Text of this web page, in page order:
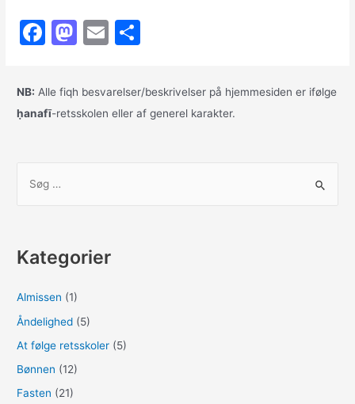
vej
hjem
F
c
e
o
M
st
o
E
ai
l
ar
e
NB: Alle fiqh besvarelser/beskrivelser på hjemmesiden er ifølge
ḥanafī-retsskolen eller af generel karakter.
f
e
r
:
Kategorier
Almissen (1)
Åndelighed (5)
At følge retsskoler (5)
Bønnen (12)
Fasten (21)